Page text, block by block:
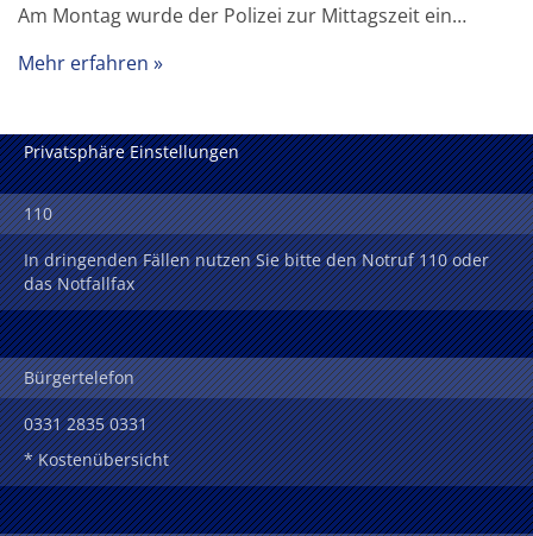
Am Montag wurde der Polizei zur Mittagszeit ein…
Mehr erfahren
Privatsphäre Einstellungen
110
In dringenden Fällen nutzen Sie bitte den Notruf 110 oder
das Notfallfax
Bürgertelefon
0331 2835 0331
* Kostenübersicht